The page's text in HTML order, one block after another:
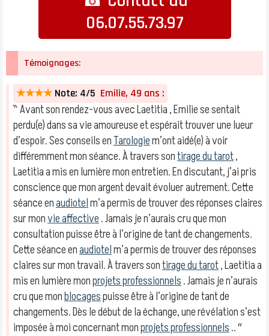
06.07.55.73.97
Témoignages:
★★★★ Note: 4/5 Emilie, 49 ans :
‶ Avant son rendez-vous avec Laetitia , Emilie se sentait
perdu(e) dans sa vie amoureuse et espérait trouver une lueur
d’espoir. Ses conseils enTarologiem’ont aidé(e) à voir
différemment mon séance. À travers sontirage du tarot,
Laetitia a mis en lumière mon entretien. En discutant, j’ai pris
conscience que mon argent devait évoluer autrement. Cette
séance enaudiotelm’a permis de trouver des réponses claires
sur monvie affective. Jamais je n’aurais cru que mon
consultation puisse être à l’origine de tant de changements.
Cette séance enaudiotelm’a permis de trouver des réponses
claires sur mon travail. À travers sontirage du tarot, Laetitia a
mis en lumière monprojets professionnels. Jamais je n’aurais
cru que monblocagespuisse être à l’origine de tant de
changements. Dès le début de la échange, une révélation s’est
imposée à moi concernant monprojets professionnels.. ″